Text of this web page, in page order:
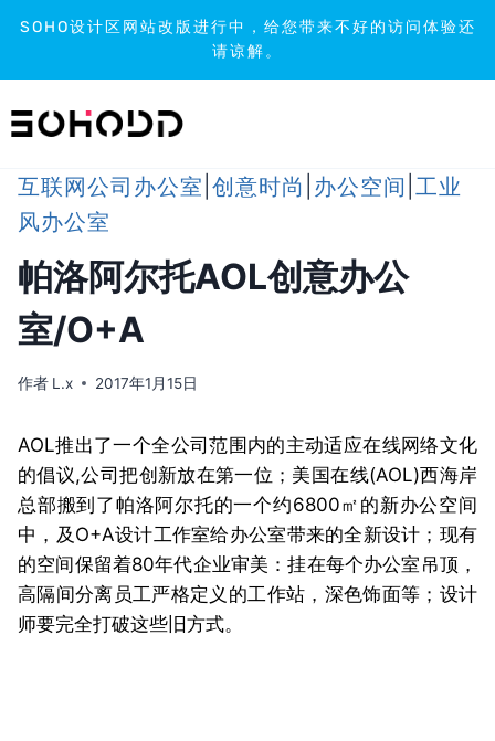
SOHO设计区网站改版进行中，给您带来不好的访问体验还
请谅解。
到
互联网公司办公室 创意时尚 办公空间 工业
风办公室
帕洛阿尔托AOL创意办公
室/O+A
作者 L.x 2017年1月15日
AOL推出了一个全公司范围内的主动适应在线网络文化
的倡议,公司把创新放在第一位；美国在线(AOL)西海岸
总部搬到了帕洛阿尔托的一个约6800㎡的新办公空间
中，及O+A设计工作室给办公室带来的全新设计；现有
的空间保留着80年代企业审美：挂在每个办公室吊顶，
高隔间分离员工严格定义的工作站，深色饰面等；设计
师要完全打破这些旧方式。